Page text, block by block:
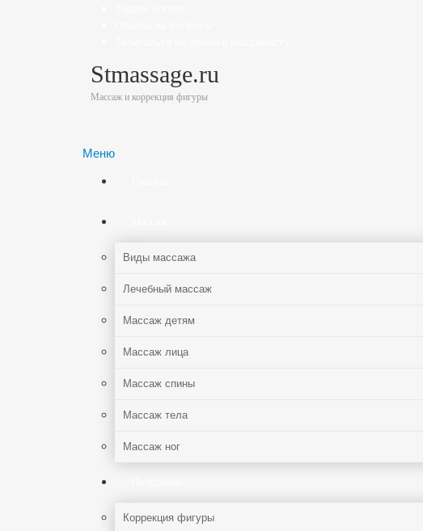
Stmassage.ru
Массаж и коррекция фигуры
Меню
Виды массажа
Лечебный массаж
Массаж детям
Массаж лица
Массаж спины
Массаж тела
Массаж ног
Коррекция фигуры